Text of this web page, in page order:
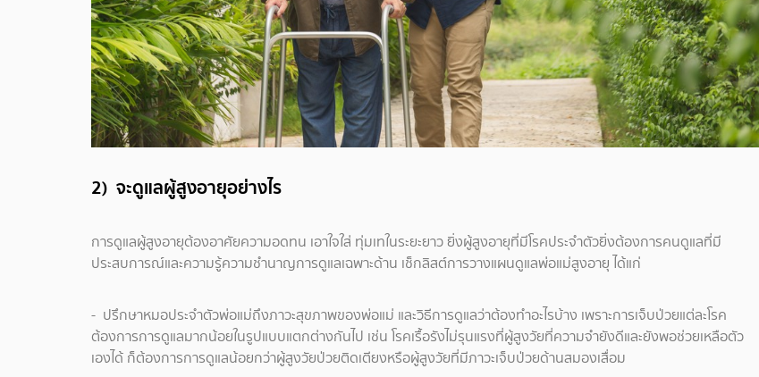
2) จะดูแลผู้สูงอายุอย่างไร
การดูแลผู้สูงอายุต้องอาศัยความอดทน เอาใจใส่ ทุ่มเทในระยะยาว ยิ่งผู้สูงอายุที่มีโรคประจำตัวยิ่งต้องการคนดูแลที่มี
ประสบการณ์และความรู้ความชำนาญการดูแลเฉพาะด้าน เช็กลิสต์การวางแผนดูแลพ่อแม่สูงอายุ ได้แก่
- ปรึกษาหมอประจำตัวพ่อแม่ถึงภาวะสุขภาพของพ่อแม่ และวิธีการดูแลว่าต้องทำอะไรบ้าง เพราะการเจ็บป่วยแต่ละโรค
ต้องการการดูแลมากน้อยในรูปแบบแตกต่างกันไป เช่น โรคเรื้อรังไม่รุนแรงที่ผู้สูงวัยที่ความจำยังดีและยังพอช่วยเหลือตัว
เองได้ ก็ต้องการการดูแลน้อยกว่าผู้สูงวัยป่วยติดเตียงหรือผู้สูงวัยที่มีภาวะเจ็บป่วยด้านสมองเสื่อม